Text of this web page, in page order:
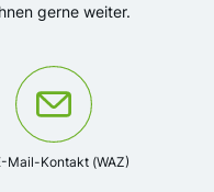
gerne weiter.
kontaktieren Sie uns via
Mail-Kontakt (WAZ)